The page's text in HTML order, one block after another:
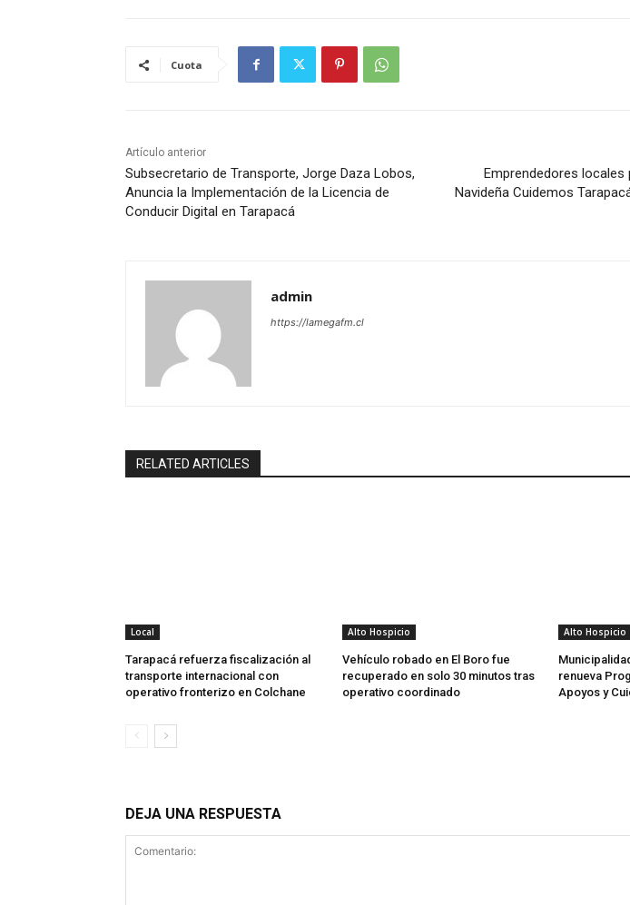
Cuota
Artículo anterior
Subsecretario de Transporte, Jorge Daza Lobos,
Anuncia la Implementación de la Licencia de
Conducir Digital en Tarapacá
Emprendedores locales
Navideña Cuidemos
admin
https://lamegafm.cl
RELATED ARTICLES
Local
Tarapacá refuerza fiscalización al
transporte internacional con
operativo fronterizo en Colchane
Alto Hospicio
Vehículo robado en El Boro fue
recuperado en solo 30 minutos tras
operativo coordinado
Alto Hospicio
renueva
Apoyos y
DEJA UNA RESPUESTA